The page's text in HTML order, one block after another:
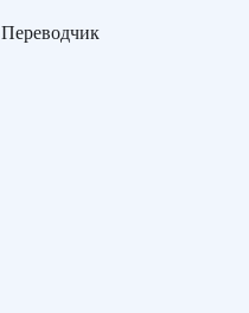
Переводчик